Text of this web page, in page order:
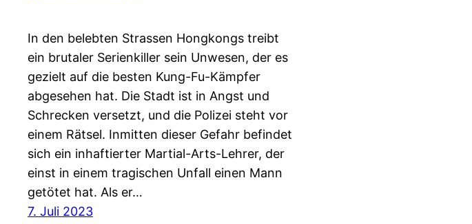
In den belebten Strassen Hongkongs treibt
ein brutaler Serienkiller sein Unwesen, der es
gezielt auf die besten Kung-Fu-Kämpfer
abgesehen hat. Die Stadt ist in Angst und
Schrecken versetzt, und die Polizei steht vor
einem Rätsel. Inmitten dieser Gefahr befindet
sich ein inhaftierter Martial-Arts-Lehrer, der
einst in einem tragischen Unfall einen Mann
getötet hat. Als er…
7. Juli 2023